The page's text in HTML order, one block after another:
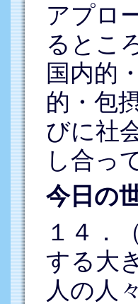
アプロ
るとこ
国内的
的・包
びに社
し合っ
今日の
１４．
する大
人の人